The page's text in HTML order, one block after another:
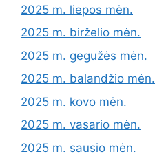
2025 m. liepos mėn.
2025 m. birželio mėn.
2025 m. gegužės mėn.
2025 m. balandžio mėn.
2025 m. kovo mėn.
2025 m. vasario mėn.
2025 m. sausio mėn.